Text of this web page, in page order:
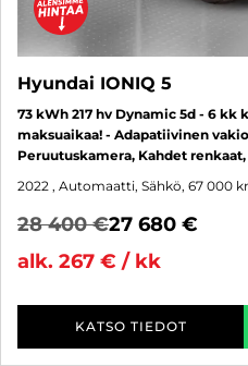
Hyundai IONIQ 5
73 kWh 217 hv Dynamic 5d - 6
maksuaikaa! - Adapatiivinen
Peruutuskamera, Kahdet
2022 , Automaatti, Sähkö, 67 000
28 400 €27 680 €
alk. 267 € / kk
KATSO TIEDOT